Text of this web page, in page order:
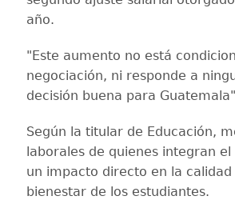
año.
"Este aumento no está
negociación, ni responde a
decisión buena para
Según la titular de Educación,
laborales de quienes integran
un impacto directo en la
bienestar de los estudiantes.